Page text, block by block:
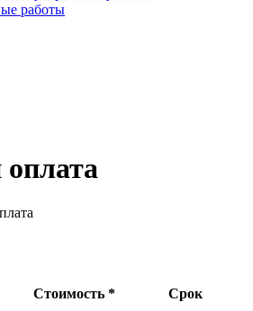
работы
Стоимость *
Срок